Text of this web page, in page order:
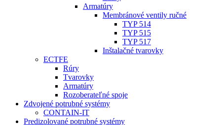
Armatúry
Membránové ventily ručné
TYP 514
TYP 515
TYP 517
Inštalačné tvarovky
ECTFE
Rúry
Tvarovky
Armatúry
Rozoberateľné spoje
Zdvojené potrubné systémy
CONTAIN-IT
Predizolované potrubné systémy